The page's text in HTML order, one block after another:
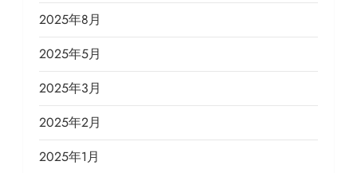
2025年8月
2025年5月
2025年3月
2025年2月
2025年1月